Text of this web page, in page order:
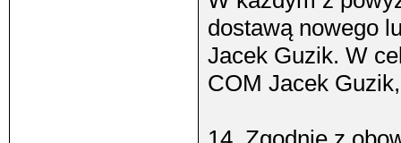
dostawą nowego
Jacek Guzik. W
COM Jacek